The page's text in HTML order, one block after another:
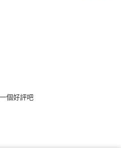
個好評吧